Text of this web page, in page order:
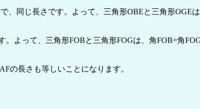
同じ長さです。よって、三角形OBEと三角形OGEは
よって、三角形FOBと三角形FOGは、角FOB=角
の長さも等しいことになります。